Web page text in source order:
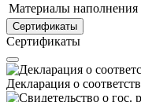
Материалы наполнения
Сертификаты
Сертификаты
Декларация о